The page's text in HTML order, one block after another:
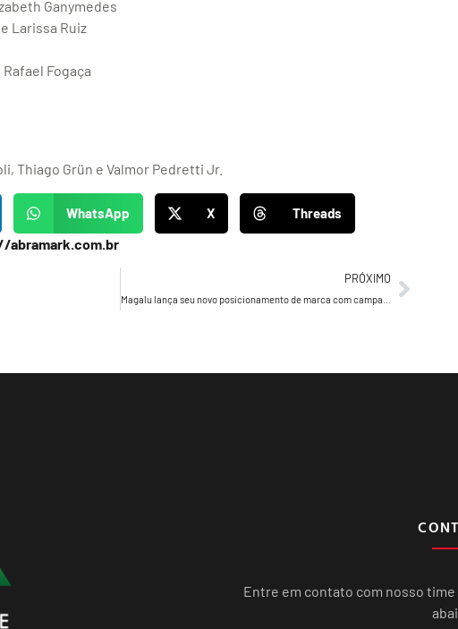
Ganymedes
Larissa Ruiz
Fogaça
Thiago Grün e Valmor Pedretti Jr.
WhatsApp X Threads
abramark.com.br
PRÓXIMO
Entre em contato com nosso